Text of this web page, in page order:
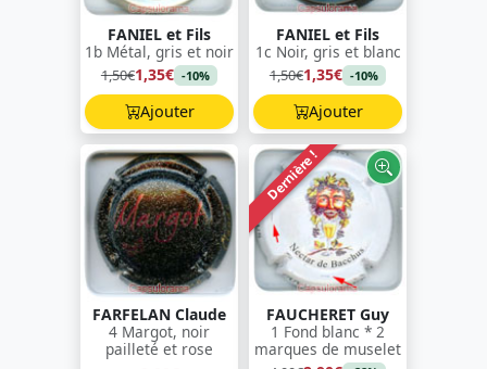
FANIEL et Fils
1b Métal, gris et noir
1,50€1,35€ -10%
Ajouter
FANIEL et Fils
1c Noir, gris et blanc
1,50€1,35€ -10%
Ajouter
FARFELAN Claude
4 Margot, noir
pailleté et rose
Dernière !
FAUCHERET Guy
1 Fond blanc * 2
marques de muselet